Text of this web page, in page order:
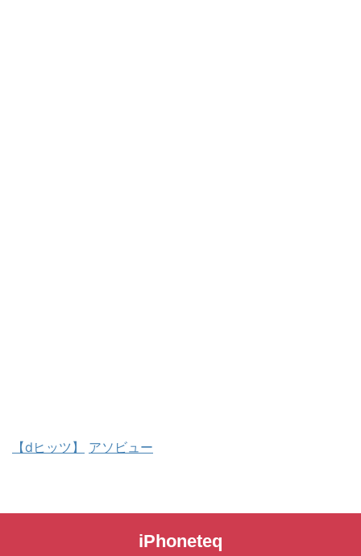
【dヒッツ】 アソビュー
iPhoneteq